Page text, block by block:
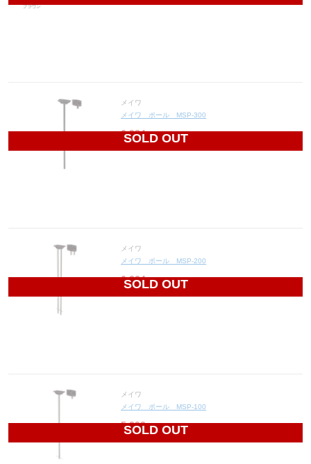
SOLD OUT
メイワ
メイワ ポール MSP-300
6,984 円(税込7,682円)
SOLD OUT
メイワ
メイワ ポール MSP-200
6,324 円(税込6,956円)
SOLD OUT
メイワ
メイワ ポール MSP-100
5,292 円(税込5,821円)